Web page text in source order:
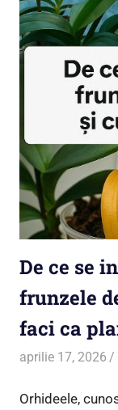
De ce se
frunzele
faci ca
aprilie 17, 2026
Orhideele,